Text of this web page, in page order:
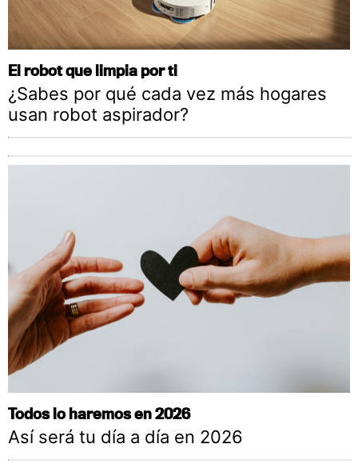
El robot que limpia por ti
¿Sabes por qué cada vez más hogares
usan robot aspirador?
Todos lo haremos en 2026
Así será tu día a día en 2026